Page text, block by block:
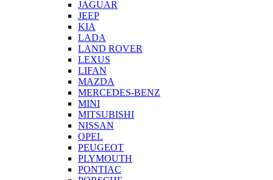
JAGUAR
JEEP
KIA
LADA
LAND ROVER
LEXUS
LIFAN
MAZDA
MERCEDES-BENZ
MINI
MITSUBISHI
NISSAN
OPEL
PEUGEOT
PLYMOUTH
PONTIAC